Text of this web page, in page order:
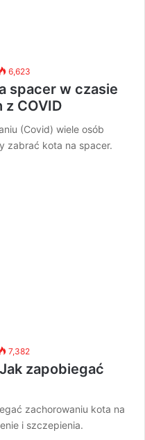
6,623
spacer w czasie
COVID
(Covid) wiele osób
zabrać kota na spacer.
7,382
zapobiegać
zachorowaniu kota na
i szczepienia.